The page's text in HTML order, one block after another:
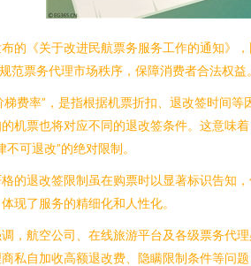
的《关于改进民航票务服务工作的通知》
范票务代理市场秩序，保障消费者合法权益。
费率”，是指根据机票折扣、退改签时间
机票也将对应不同的退改签条件。这意
可退改”的绝对限制。
的退改签限制虽在购票时以显著标识告
现了服务的精细化和人性化。
，航空公司、在线旅游平台及各级票务
私自加收高额退改费、隐瞒限制条件等问题